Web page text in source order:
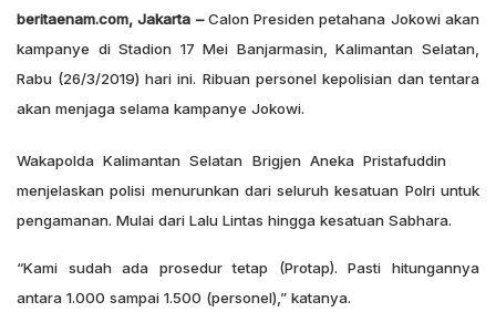
beritaenam.com, Jakarta –Calon Presiden petahana Jokowi akan
kampanye di Stadion 17 Mei Banjarmasin, Kalimantan Selatan,
Rabu (26/3/2019) hari ini. Ribuan personel kepolisian dan tentara
akan menjaga selama kampanye Jokowi.
Wakapolda Kalimantan Selatan Brigjen Aneka Pristafuddin
menjelaskan polisi menurunkan dari seluruh kesatuan Polri untuk
pengamanan. Mulai dari Lalu Lintas hingga kesatuan Sabhara.
“Kami sudah ada prosedur tetap (Protap). Pasti hitungannya
antara 1.000 sampai 1.500 (personel),” katanya.